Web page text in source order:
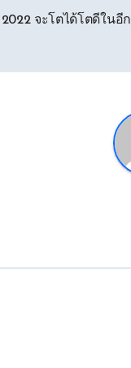
จะโตได้โตดีในอีก